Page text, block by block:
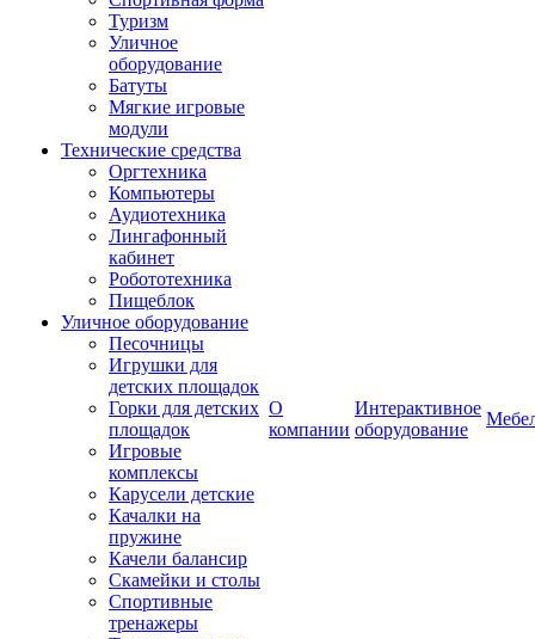
Туризм
Уличное
оборудование
Батуты
Мягкие игровые
модули
Технические средства
Оргтехника
Компьютеры
Аудиотехника
Лингафонный
кабинет
Робототехника
Пищеблок
Уличное оборудование
Песочницы
Игрушки для
детских площадок
Горки для детских
площадок
Игровые
комплексы
Карусели детские
Качалки на
пружине
Качели балансир
Скамейки и столы
Спортивные
тренажеры
О
компании
Интерактивное
оборудование